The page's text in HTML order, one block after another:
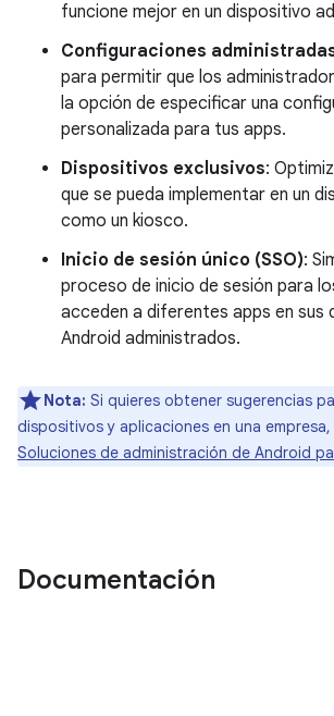
funcione mejor en un dispositivo
Configuraciones
para permitir que los
la opción de especificar una
personalizada para tus apps.
Dispositivos exclusivos:
que se pueda implementar en un
como un kiosco.
Inicio de sesión único (SSO):
proceso de inicio de sesión para
acceden a diferentes apps en sus
Android administrados.
Nota: Si quieres obtener sugerencias
dispositivos y aplicaciones en una
Soluciones de administración de Android
Documentación